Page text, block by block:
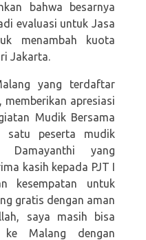
bahwa besarnya
evaluasi untuk Jasa
menambah kuota
Jakarta.
yang terdaftar
memberikan apresiasi
Mudik Bersama
satu peserta mudik
yang
kasih kepada PJT I
kesempatan untuk
gratis dengan aman
saya masih bisa
Malang dengan